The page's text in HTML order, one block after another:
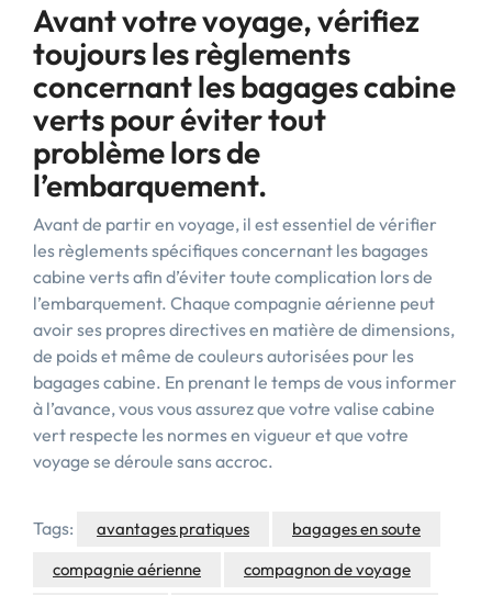
Avant votre voyage, vérifiez
toujours les règlements
concernant les bagages cabine
verts pour éviter tout
problème lors de
l’embarquement.
Avant de partir en voyage, il est essentiel de vérifier
les règlements spécifiques concernant les bagages
cabine verts afin d’éviter toute complication lors de
l’embarquement. Chaque compagnie aérienne peut
avoir ses propres directives en matière de dimensions,
de poids et même de couleurs autorisées pour les
bagages cabine. En prenant le temps de vous informer
à l’avance, vous vous assurez que votre valise cabine
vert respecte les normes en vigueur et que votre
voyage se déroule sans accroc.
Tags: avantages pratiques
bagages en soute
compagnie aérienne
compagnon de voyage